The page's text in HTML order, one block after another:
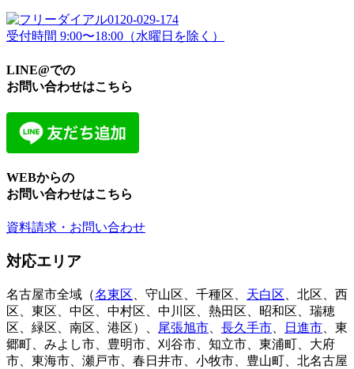
0120-029-174
受付時間 9:00〜18:00（水曜日を除く）
LINE@での
お問い合わせはこちら
WEBからの
お問い合わせはこちら
資料請求・お問い合わせ
対応エリア
名古屋市全域（名東区 、守山区、千種区、 天白区 、北区、西
区、東区、中区、中村区、中川区、熱田区、昭和区、瑞穂
区、緑区、南区、港区）、
尾張旭市 長久手市 日進市 、東
郷町、みよし市、豊明市、刈谷市、知立市、東浦町、大府
市、東海市、瀬戸市、春日井市、小牧市、豊山町、北名古屋